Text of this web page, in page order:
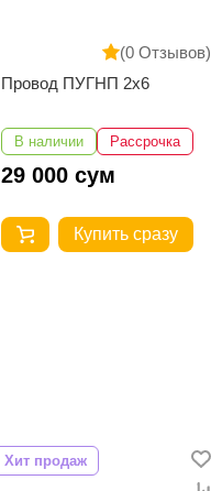
(0 Отзывов)
Муфта соединительная
d=90мм
В наличии Рассрочка
33 750 сум
Купить сразу
Хит продаж